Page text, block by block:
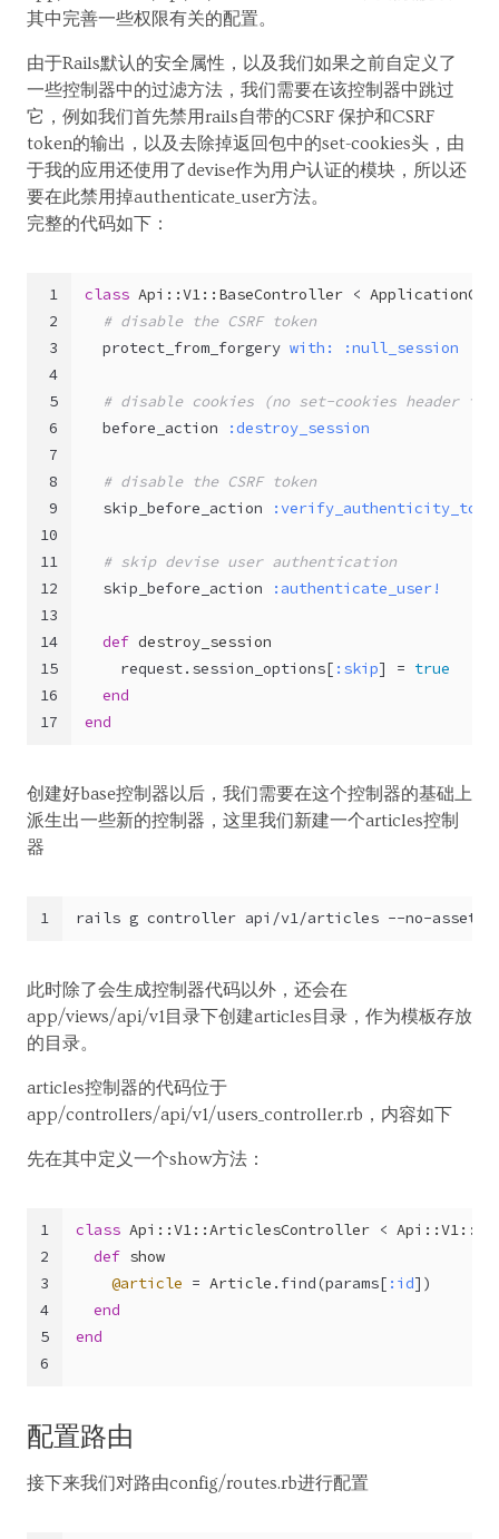
其中完善一些权限有关的配置。
由于Rails默认的安全属性，以及我们如果之前自定义了
一些控制器中的过滤方法，我们需要在该控制器中跳过
它，例如我们首先禁用rails自带的CSRF 保护和CSRF
token的输出，以及去除掉返回包中的set-cookies头，由
于我的应用还使用了devise作为用户认证的模块，所以还
要在此禁用掉authenticate_user方法。
完整的代码如下：
1
2
3
4
5
6
7
8
9
10
11
12
13
14
15
16
17
class Api::V1::BaseController <
# disable the CSRF token
  protect_from_forgery
with: :null_session
# disable cookies (no set-cookies header in
  before_action
:destroy_session
# disable the CSRF token
  skip_before_action
# skip devise user authentication
  skip_before_action
:authenticate_user!
def destroy_session
    request.session_options[
:skip] = true
end
end
创建好base控制器以后，我们需要在这个控制器的基础上
派生出一些新的控制器，这里我们新建一个articles控制
器
1 rails g controller api/v1/articles --no-assets
此时除了会生成控制器代码以外，还会在
app/views/api/v1目录下创建articles目录，作为模板存放
的目录。
articles控制器的代码位于
app/controllers/api/v1/users_controller.rb，内容如下
先在其中定义一个show方法：
1
2
3
4
5
6
class Api::V1::ArticlesController <
def show
@article = Article .find(params[ :id])
end
end
配置路由
接下来我们对路由config/routes.rb进行配置